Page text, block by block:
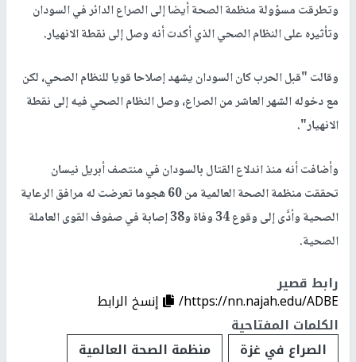
وتطرقت مسؤولة منظمة الصحة أيضا إلى الصراع الدائر في السودان
وتأثيره على النظام الصحي الذي أكدت أنه وصل إلى نقطة الانهيار.
وقالت "قبل الحرب كان السودان يشهد إصلاحا قويا للنظام الصحي، لكن
مع دخوله الشهر العاشر من الصراع، وصل النظام الصحي فيه إلى نقطة
الانهيار".
وأضافت أنه منذ اندلاع القتال بالسودان في منتصف أبريل نيسان
تحققت منظمة الصحة العالمية من 60 هجوما تعرضت له مرافق الرعاية
الصحية وأدَّى إلى وقوع 34 وفاة و38 إصابة في صفوف القوى العاملة
الصحية.
رابط قصير
https://nn.najah.edu/ADBE/
إنسخ الرابط
الكلمات المفتاحية
الصراع في غزة
منظمة الصحة العالمية